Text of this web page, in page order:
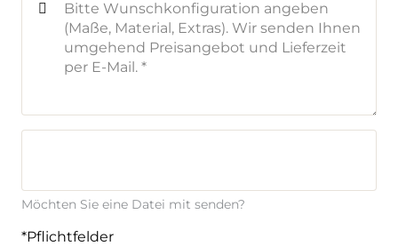
Möchten Sie eine Datei mit senden?
*Pflichtfelder